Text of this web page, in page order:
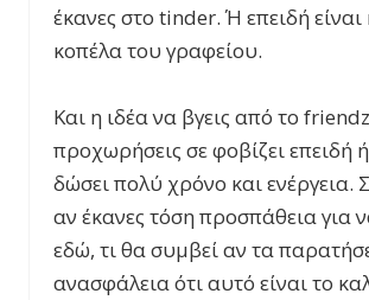
έκανες στο tinder. Ή επειδή
κοπέλα του γραφείου.
Και η ιδέα να βγεις από το
προχωρήσεις σε φοβίζει επειδή
δώσει πολύ χρόνο και ενέργεια.
αν έκανες τόση προσπάθεια για
εδώ, τι θα συμβεί αν τα
ανασφάλεια ότι αυτό είναι το